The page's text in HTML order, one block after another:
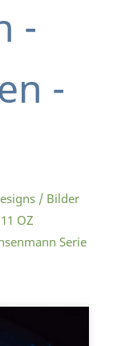
-
-
/ Bilder
11 OZ
Serie